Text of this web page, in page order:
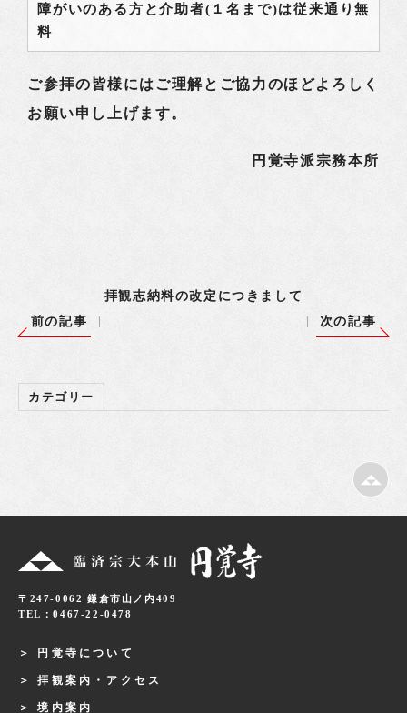
障がいのある方と介助者(１名まで)は従来通り無
料
ご参拝の皆様にはご理解とご協力のほどよろしく
お願い申し上げます。
円覚寺派宗務本所
拝観志納料の改定につきまして
前の記事
次の記事
カテゴリー
〒247-0062 鎌倉市山ノ内409
TEL：0467-22-0478
円覚寺について
拝観案内・アクセス
境内案内